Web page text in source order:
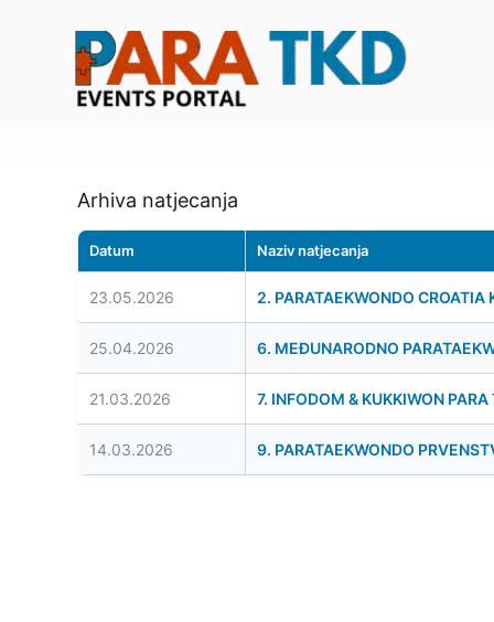
Arhiva natjecanja
Datum Naziv natjecanja
23.05.2026 2. PARATAEKWONDO
25.04.2026 6. MEĐUNARODNO
21.03.2026 7. INFODOM & KUKKIWON
14.03.2026 9. PARATAEKWONDO